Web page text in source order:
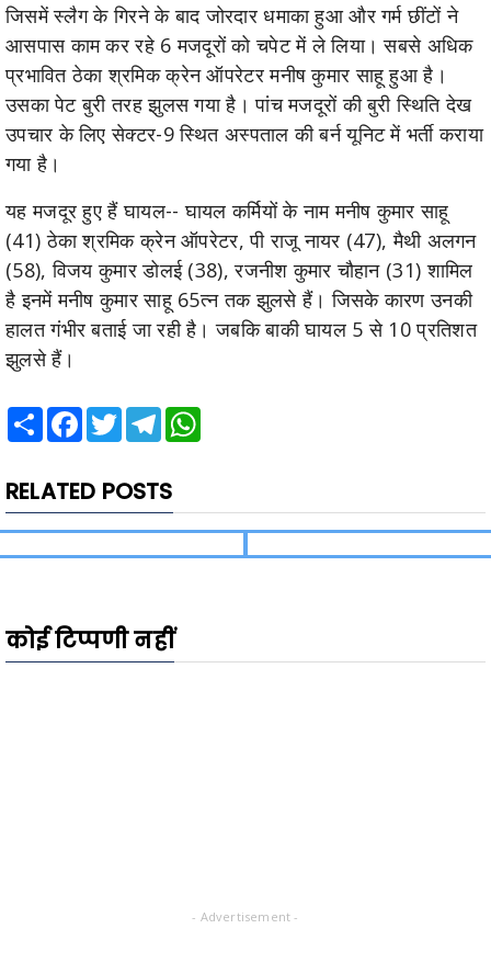
जिसमें स्लैग के गिरने के बाद जोरदार धमाका हुआ और गर्म छींटों ने
आसपास काम कर रहे 6 मजदूरों को चपेट में ले लिया। सबसे अधिक
प्रभावित ठेका श्रमिक क्रेन ऑपरेटर मनीष कुमार साहू हुआ है।
उसका पेट बुरी तरह झुलस गया है। पांच मजदूरों की बुरी स्थिति देख
उपचार के लिए सेक्टर-9 स्थित अस्पताल की बर्न यूनिट में भर्ती कराया
गया है।
यह मजदूर हुए हैं घायल-- घायल कर्मियों के नाम मनीष कुमार साहू
(41) ठेका श्रमिक क्रेन ऑपरेटर, पी राजू नायर (47), मैथी अलगन
(58), विजय कुमार डोलई (38), रजनीश कुमार चौहान (31) शामिल
है इनमें मनीष कुमार साहू 65त्न तक झुलसे हैं। जिसके कारण उनकी
हालत गंभीर बताई जा रही है। जबकि बाकी घायल 5 से 10 प्रतिशत
झुलसे हैं।
Share Facebook
TwitterTelegram
RELATED POSTS
कोई टिप्पणी नहीं
- Advertisement -